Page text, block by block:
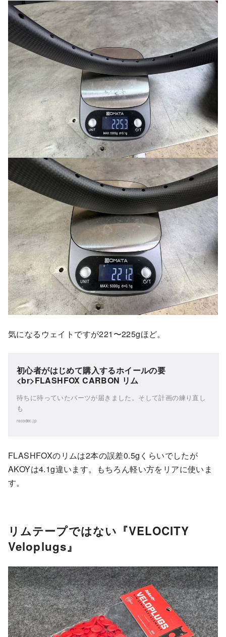
気になるウェイトですが221〜225gほど。
初心者がはじめて購入するホイールの要
<br>FLASHFOX CARBON リム
待ちに待っていたパーツが届きました。そして計画の練り直し
も
recodec.jp
FLASHFOXのリムは2本の誤差0.5gくらいでしたが
AKOYは4.1g違います。もちろん軽い方をリアに使いま
す。
リムテープではない『VELOCITY
Veloplugs』